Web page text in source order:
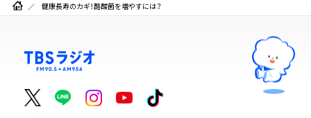
健康長寿のカギ！酪酸菌を増やすには？